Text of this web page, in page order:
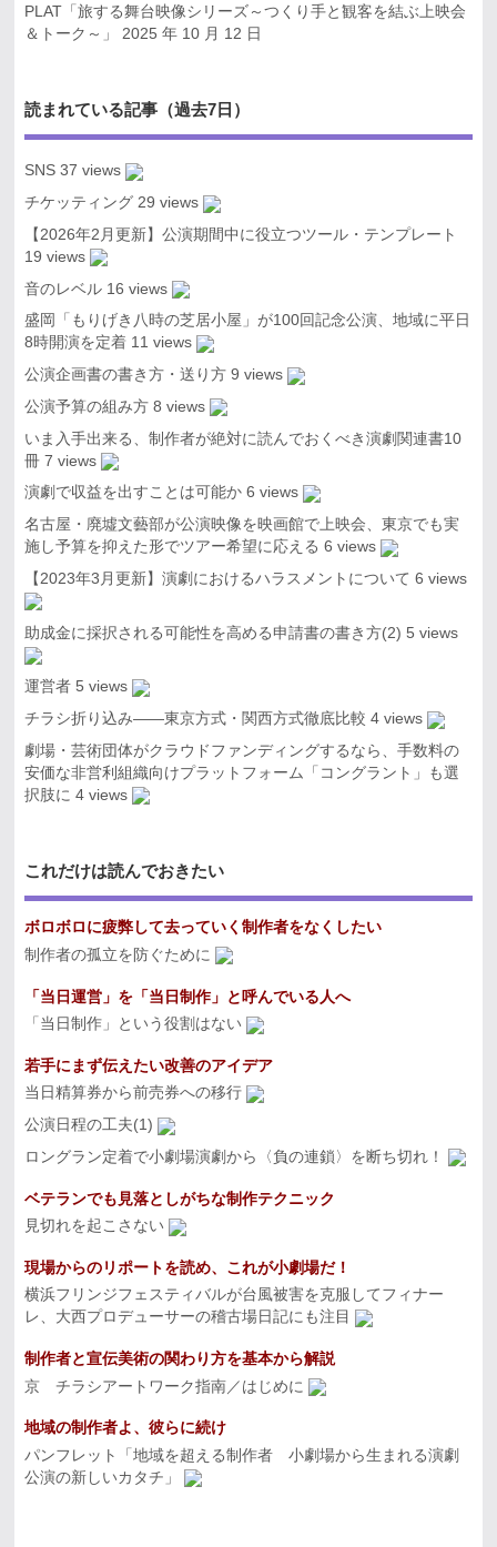
PLAT「旅する舞台映像シリーズ～つくり手と観客を結ぶ上映会
＆トーク～」
2025 年 10 月 12 日
読まれている記事（過去7日）
SNS 37 views
チケッティング 29 views
【2026年2月更新】公演期間中に役立つツール・テンプレート
19 views
音のレベル 16 views
盛岡「もりげき八時の芝居小屋」が100回記念公演、地域に平日
8時開演を定着 11 views
公演企画書の書き方・送り方 9 views
公演予算の組み方 8 views
いま入手出来る、制作者が絶対に読んでおくべき演劇関連書10
冊 7 views
演劇で収益を出すことは可能か 6 views
名古屋・廃墟文藝部が公演映像を映画館で上映会、東京でも実
施し予算を抑えた形でツアー希望に応える 6 views
【2023年3月更新】演劇におけるハラスメントについて 6 views
助成金に採択される可能性を高める申請書の書き方(2) 5 views
運営者 5 views
チラシ折り込み――東京方式・関西方式徹底比較 4 views
劇場・芸術団体がクラウドファンディングするなら、手数料の
安価な非営利組織向けプラットフォーム「コングラント」も選
択肢に 4 views
これだけは読んでおきたい
ボロボロに疲弊して去っていく制作者をなくしたい
制作者の孤立を防ぐために
「当日運営」を「当日制作」と呼んでいる人へ
「当日制作」という役割はない
若手にまず伝えたい改善のアイデア
当日精算券から前売券への移行
公演日程の工夫(1)
ロングラン定着で小劇場演劇から〈負の連鎖〉を断ち切れ！
ベテランでも見落としがちな制作テクニック
見切れを起こさない
現場からのリポートを読め、これが小劇場だ！
横浜フリンジフェスティバルが台風被害を克服してフィナー
レ、大西プロデューサーの稽古場日記にも注目
制作者と宣伝美術の関わり方を基本から解説
京 チラシアートワーク指南／はじめに
地域の制作者よ、彼らに続け
パンフレット「地域を超える制作者 小劇場から生まれる演劇
公演の新しいカタチ」